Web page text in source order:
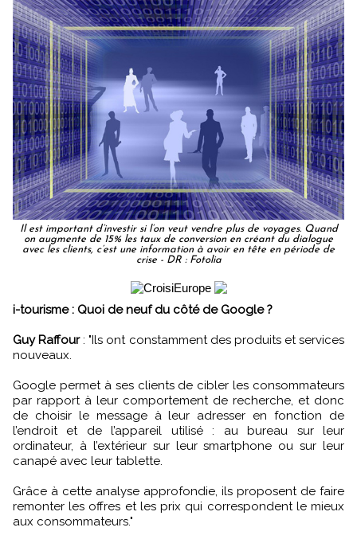
Il est important d’investir si l’on veut vendre plus de voyages. Quand
on augmente de 15% les taux de conversion en créant du dialogue
avec les clients, c’est une information à avoir en tête en période de
crise - DR : Fotolia
i-tourisme : Quoi de neuf du côté de Google ?
Guy Raffour: "Ils ont constamment des produits et services
nouveaux.
Google permet à ses clients de cibler les consommateurs
par rapport à leur comportement de recherche, et donc
de choisir le message à leur adresser en fonction de
l’endroit et de l’appareil utilisé : au bureau sur leur
ordinateur, à l’extérieur sur leur smartphone ou sur leur
canapé avec leur tablette.
Grâce à cette analyse approfondie, ils proposent de faire
remonter les offres et les prix qui correspondent le mieux
aux consommateurs."